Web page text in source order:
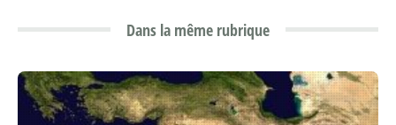
Dans la même rubrique